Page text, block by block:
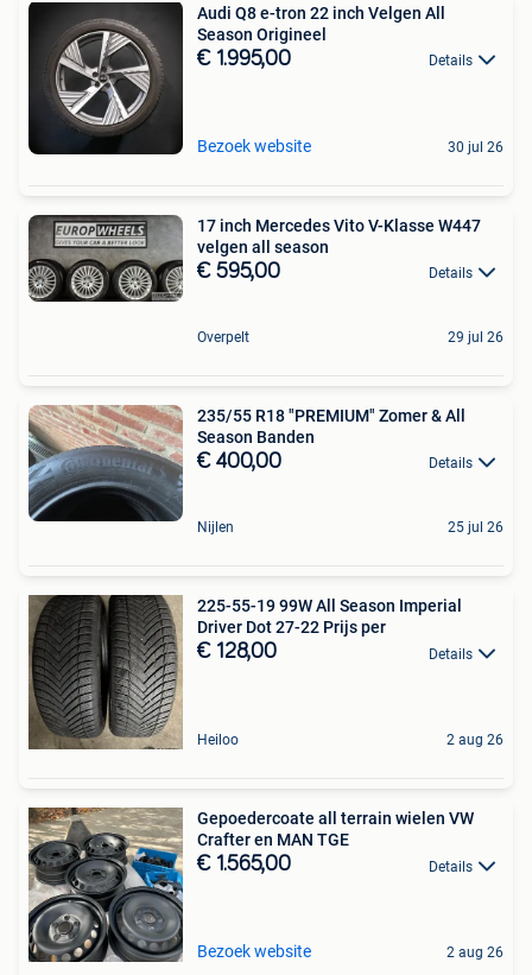
Audi Q8 e-tron 22 inch Velgen All
Season Origineel
€ 1.995,00 Details
Bezoek website 30 jul 26
17 inch Mercedes Vito V-Klasse W447
velgen all season
€ 595,00 Details
Overpelt 29 jul 26
235/55 R18 "PREMIUM" Zomer & All
Season Banden
€ 400,00 Details
Nijlen 25 jul 26
225-55-19 99W All Season Imperial
Driver Dot 27-22 Prijs per
€ 128,00 Details
Heiloo 2 aug 26
Gepoedercoate all terrain wielen VW
Crafter en MAN TGE
€ 1.565,00 Details
Bezoek website 2 aug 26